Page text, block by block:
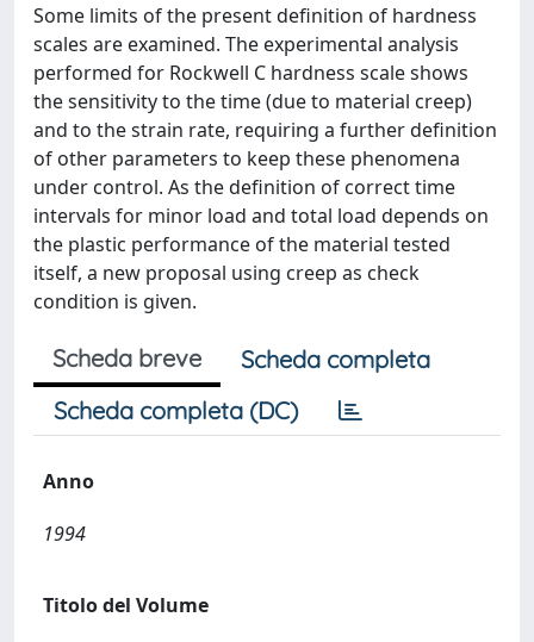
Some limits of the present definition of hardness
scales are examined. The experimental analysis
performed for Rockwell C hardness scale shows
the sensitivity to the time (due to material creep)
and to the strain rate, requiring a further definition
of other parameters to keep these phenomena
under control. As the definition of correct time
intervals for minor load and total load depends on
the plastic performance of the material tested
itself, a new proposal using creep as check
condition is given.
Scheda breve
Scheda completa
Scheda completa (DC)
Anno
1994
Titolo del Volume